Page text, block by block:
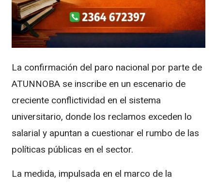
La confirmación del paro nacional por parte de
ATUNNOBA se inscribe en un escenario de
creciente conflictividad en el sistema
universitario, donde los reclamos exceden lo
salarial y apuntan a cuestionar el rumbo de las
políticas públicas en el sector.
La medida, impulsada en el marco de la